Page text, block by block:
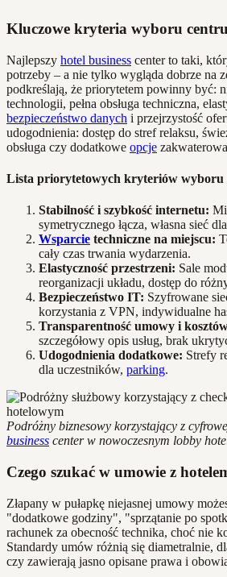
Kluczowe kryteria wyboru
Najlepszy hotel business center to taki,
potrzeby – a nie tylko wygląda dobrze na
podkreślają, że priorytetem powinny być:
technologii, pełna obsługa techniczna,
bezpieczeństwo danych i przejrzystość
udogodnienia: dostęp do stref relaksu,
obsługa czy dodatkowe opcje
Lista priorytetowych kryteriów wyboru
Stabilność i szybkość internetu:
symetrycznego łącza, własna sieć
Wsparcie techniczne na miejscu:
cały czas trwania wydarzenia.
Elastyczność przestrzeni: Sale
reorganizacji układu, dostęp do
Bezpieczeństwo IT: Szyfrowane
korzystania z VPN, indywidualne
Transparentność umowy i
szczegółowy opis usług, brak
Udogodnienia dodatkowe: Strefy
dla uczestników, parking.
Podróżny biznesowy korzystający z
business center w nowoczesnym lobby
Czego szukać w umowie z
Złapany w pułapkę niejasnej umowy
"dodatkowe godziny", "sprzątanie po
rachunek za obecność technika, choć nie
Standardy umów różnią się diametralnie,
czy zawierają jasno opisane prawa i